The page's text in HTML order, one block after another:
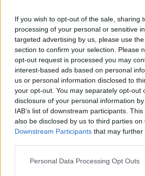
If you wish to opt-out of the sale, sharing
processing of your personal or sensitive
targeted advertising by us, please use
section to confirm your selection. Please
opt-out request is processed you may
interest-based ads based on personal
us or personal information disclosed to
your opt-out. You may separately opt-out
disclosure of your personal information
IAB’s list of downstream participants.
also be disclosed by us to third parties on
Downstream Participants that may
Personal Data Processing Opt Outs
«ADESSO I PUNTI INIZIANO A PESARE
Latte Dolce, con l'Atletico a testa
«Ce la siamo giocata fino
l'Anzio una sfida complicata che
l'avversario si chiama Sff Atletico ed è la vice-